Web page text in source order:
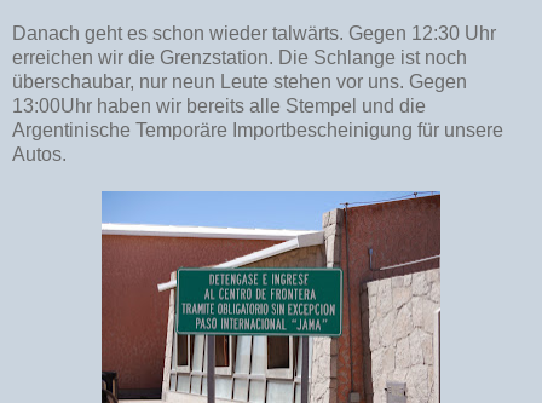
Danach geht es schon wieder talwärts. Gegen 12:30 Uhr
erreichen wir die Grenzstation. Die Schlange ist noch
überschaubar, nur neun Leute stehen vor uns. Gegen
13:00Uhr haben wir bereits alle Stempel und die
Argentinische Temporäre Importbescheinigung für unsere
Autos.